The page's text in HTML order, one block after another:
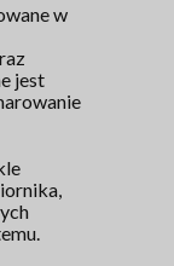
w
jest